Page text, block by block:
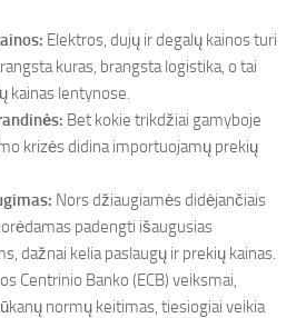
Elektros, dujų ir degalų kainos turi
kuras, brangsta logistika, o tai
kainas lentynose.
Bet kokie trikdžiai gamyboje
krizės didina importuojamų prekių
Nors džiaugiamės didėjančiais
padengti išaugusias
dažnai kelia paslaugų ir prekių kainas.
Centrinio Banko (ECB) veiksmai,
normų keitimas, tiesiogiai veikia